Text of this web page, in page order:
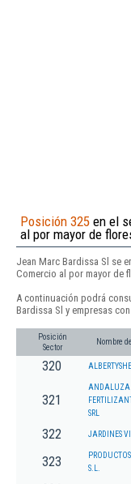
Posición 325 en el
al por mayor de
Jean Marc Bardissa Sl se
Comercio al por mayor de
A continuación podrá
Bardissa Sl y empresas
Posición
Sector
Nombre
320
321
ANDALUZA
SRL
322 JARDINES
323
S.L.